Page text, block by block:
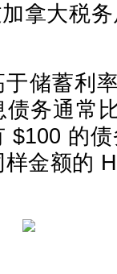
拿大税
储蓄利
务通常
$100 的
金额的